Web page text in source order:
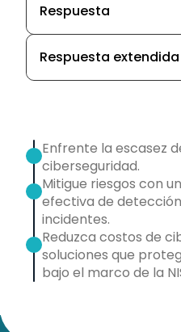
Respuesta
Respuesta extendida
Enfrente la escasez
ciberseguridad.
Mitigue riesgos con
efectiva de
incidentes.
Reduzca costos de
soluciones que
bajo el marco de la